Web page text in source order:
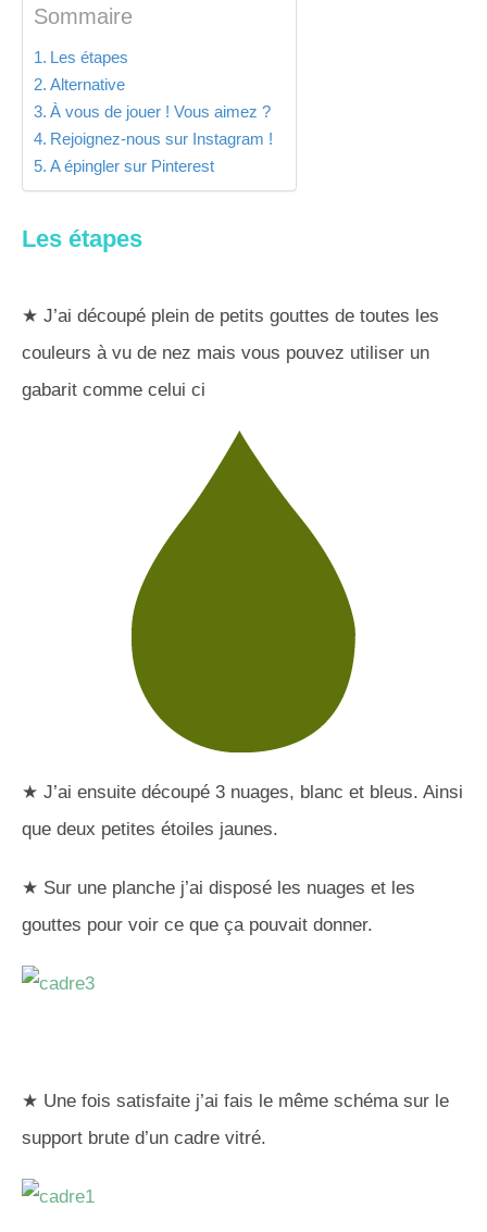
Sommaire
Les étapes
Alternative
À vous de jouer ! Vous aimez ?
Rejoignez-nous sur Instagram !
A épingler sur Pinterest
Les étapes
★ J’ai découpé plein de petits gouttes de toutes les
couleurs à vu de nez mais vous pouvez utiliser un
gabarit comme celui ci
★ J’ai ensuite découpé 3 nuages, blanc et bleus. Ainsi
que deux petites étoiles jaunes.
★ Sur une planche j’ai disposé les nuages et les
gouttes pour voir ce que ça pouvait donner.
★ Une fois satisfaite j’ai fais le même schéma sur le
support brute d’un cadre vitré.